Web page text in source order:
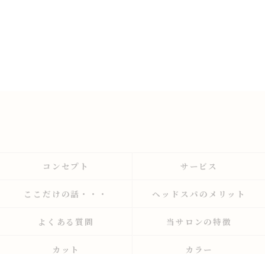
コンセプト サービス
ここだけの話・・・ ヘッドスパのメリット
よくある質問 当サロンの特徴
カット カラー